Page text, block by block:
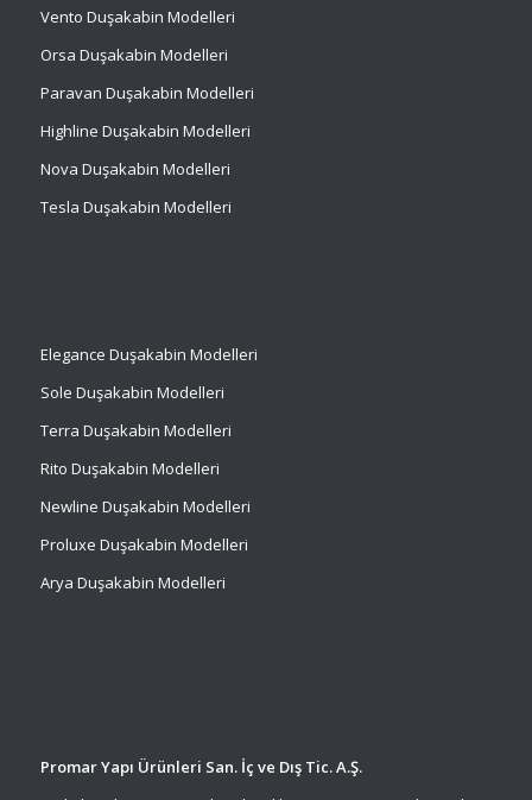
Vento Duşakabin Modelleri
Orsa Duşakabin Modelleri
Paravan Duşakabin Modelleri
Highline Duşakabin Modelleri
Nova Duşakabin Modelleri
Tesla Duşakabin Modelleri
Elegance Duşakabin Modelleri
Sole Duşakabin Modelleri
Terra Duşakabin Modelleri
Rito Duşakabin Modelleri
Newline Duşakabin Modelleri
Proluxe Duşakabin Modelleri
Arya Duşakabin Modelleri
Promar Yapı Ürünleri San. İç ve Dış Tic. A.Ş.